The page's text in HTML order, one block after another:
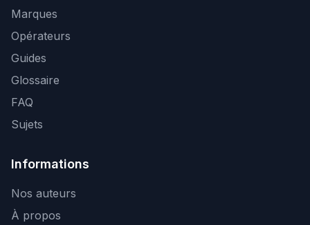
Marques
Opérateurs
Guides
Glossaire
FAQ
Sujets
Informations
Nos auteurs
À propos